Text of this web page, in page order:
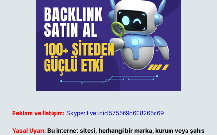
Reklam ve İletişim: Skype: live:.cid.575569c608265c69
Yasal Uyarı: Bu internet sitesi, herhangi bir marka, kurum veya şahıs